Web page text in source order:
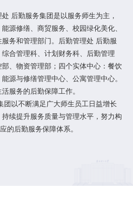
后勤服务集团是以服务师生为主，
源修缮、商贸服务、校园绿化美化、
务和管理部门。后勤管理处 后勤服
合管理科、计划财务科、后勤管理
、物资管理部；四个实体中心：餐饮
源与修缮管理中心、公寓管理中心。
服务的后勤保障工作。
以不断满足广大师生员工日益增长
续提升服务质量与管理水平，努力构
的后勤服务保障体系。